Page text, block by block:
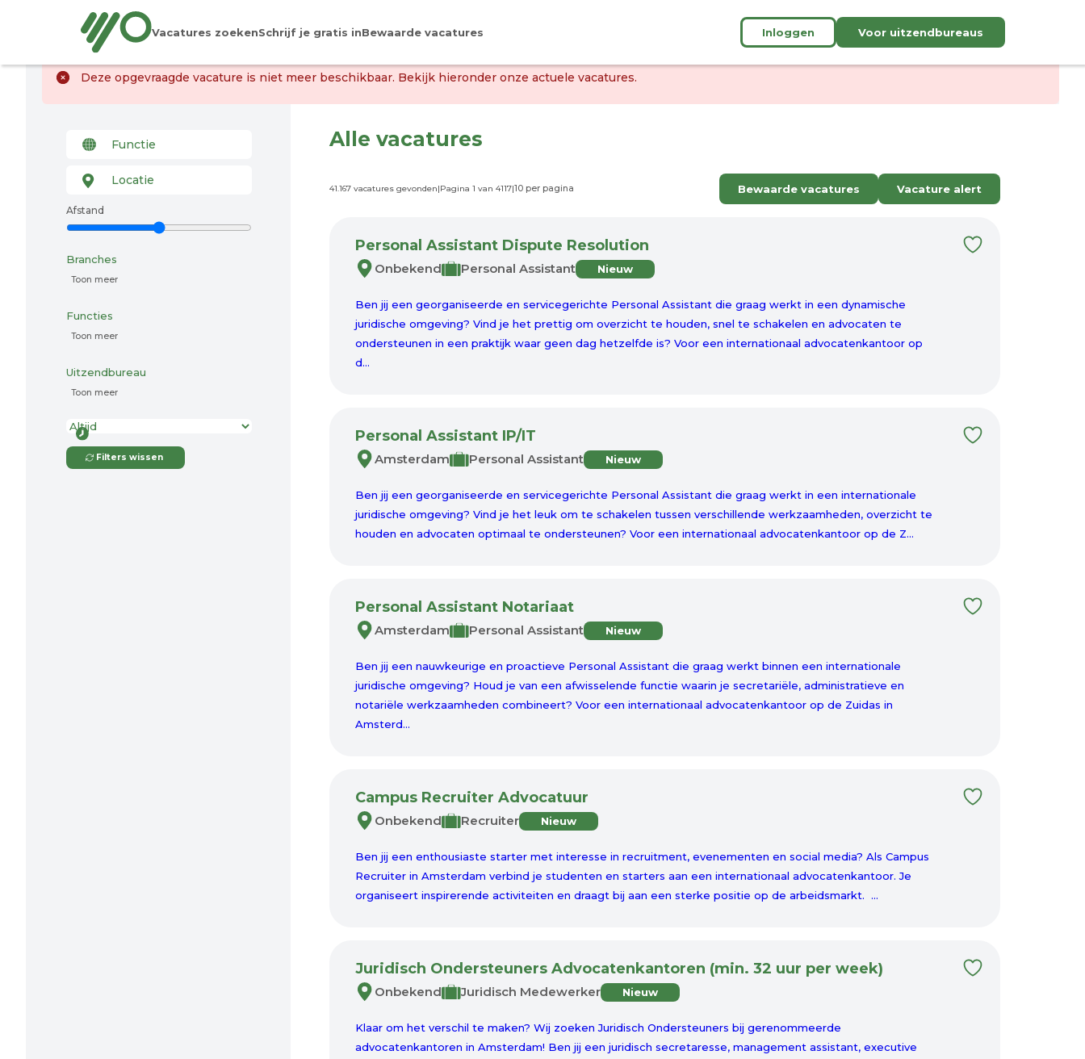
Vacatures zoekenSchrijf je gratis inBewaarde vacatures Inloggen Voor uitzendbureaus
Deze opgevraagde vacature is niet meer beschikbaar. Bekijk hieronder onze actuele vacatures.
Afstand
Branches
Toon meer
Functies
Toon meer
Uitzendbureau
Toon meer
Filters wissen
Alle vacatures
41.167 vacatures gevonden|Pagina 1 van 4117| Bewaarde vacatures Vacature alert
Personal Assistant Dispute Resolution
Onbekend Personal Assistant Nieuw
Ben jij een georganiseerde en servicegerichte Personal Assistant die graag werkt in een dynamische
juridische omgeving? Vind je het prettig om overzicht te houden, snel te schakelen en advocaten te
ondersteunen in een praktijk waar geen dag hetzelfde is? Voor een internationaal advocatenkantoor op
d...
Personal Assistant IP/IT
Amsterdam Personal Assistant Nieuw
Ben jij een georganiseerde en servicegerichte Personal Assistant die graag werkt in een internationale
juridische omgeving? Vind je het leuk om te schakelen tussen verschillende werkzaamheden, overzicht te
houden en advocaten optimaal te ondersteunen? Voor een internationaal advocatenkantoor op de Z...
Personal Assistant Notariaat
Amsterdam Personal Assistant Nieuw
Ben jij een nauwkeurige en proactieve Personal Assistant die graag werkt binnen een internationale
juridische omgeving? Houd je van een afwisselende functie waarin je secretariële, administratieve en
notariële werkzaamheden combineert? Voor een internationaal advocatenkantoor op de Zuidas in
Amsterd...
Campus Recruiter Advocatuur
Onbekend Recruiter Nieuw
Ben jij een enthousiaste starter met interesse in recruitment, evenementen en social media? Als Campus
Recruiter in Amsterdam verbind je studenten en starters aan een internationaal advocatenkantoor. Je
organiseert inspirerende activiteiten en draagt bij aan een sterke positie op de arbeidsmarkt. ...
Juridisch Ondersteuners Advocatenkantoren (min. 32 uur per week)
Onbekend Juridisch Medewerker Nieuw
Klaar om het verschil te maken? Wij zoeken Juridisch Ondersteuners bij gerenommeerde
advocatenkantoren in Amsterdam! Ben jij een juridisch secretaresse, management assistant, executive